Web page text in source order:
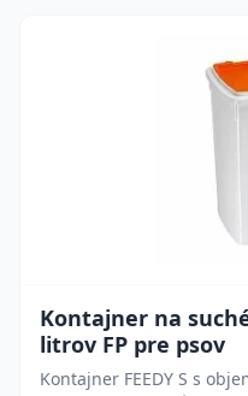
Kontajner na
litrov FP pre psov
Kontajner FEEDY S s